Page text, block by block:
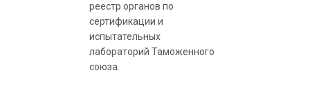
реестр органов по
сертификации и
испытательных
лабораторий Таможенного
союза.